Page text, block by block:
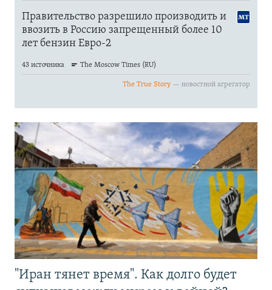
"Иран тянет время". Как долго будет